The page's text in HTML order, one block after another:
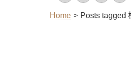
Home > Posts tagged